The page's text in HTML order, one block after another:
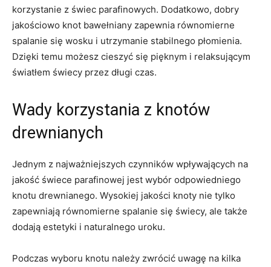
korzystanie‌ z świec parafinowych.‍ Dodatkowo, dobry
‍jakościowo‍ knot​ bawełniany zapewnia równomierne
spalanie się ⁤wosku i utrzymanie stabilnego⁢ płomienia.
Dzięki temu możesz cieszyć‍ się ⁣pięknym i relaksującym
światłem ‌świecy ‌przez długi‌ czas.
Wady korzystania z‍ knotów
drewnianych
Jednym⁤ z najważniejszych czynników wpływających​ na
jakość⁤ świece ⁣parafinowej jest wybór‍ odpowiedniego
knotu drewnianego. Wysokiej jakości knoty ⁤nie tylko
zapewniają równomierne ‌spalanie się‍ świecy, ale także
dodają estetyki i naturalnego uroku.
Podczas wyboru knotu należy zwrócić⁢ uwagę na kilka